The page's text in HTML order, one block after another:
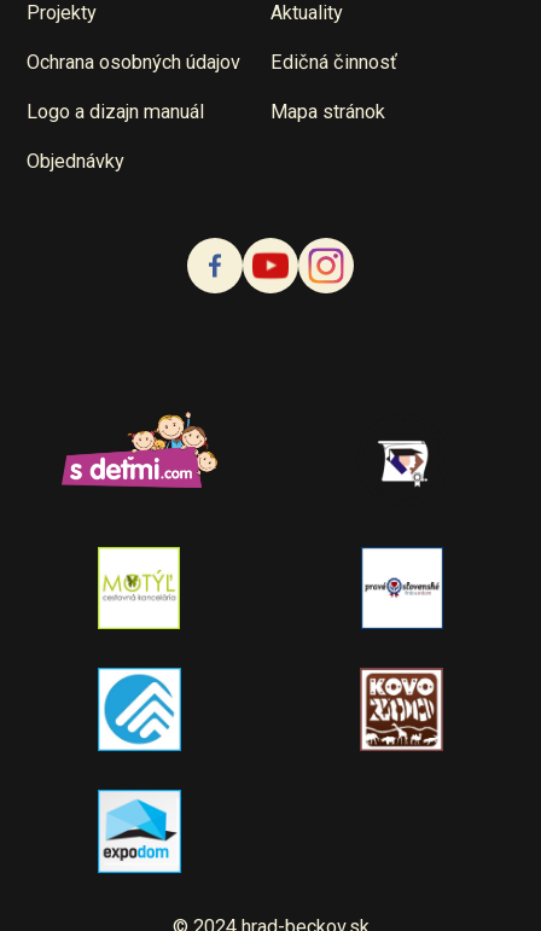
Projekty Aktuality
Ochrana osobných údajov Edičná činnosť
Logo a dizajn manuál Mapa stránok
Objednávky